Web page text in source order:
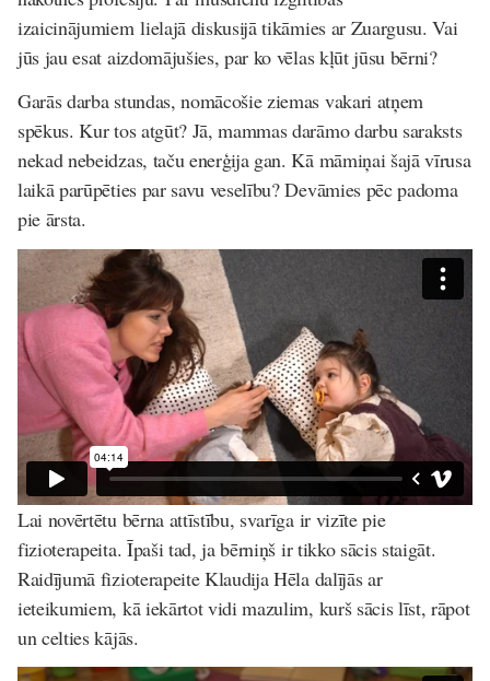
izaicinājumiem lielajā diskusijā tikāmies ar Zuargusu. Vai
jūs jau esat aizdomājušies, par ko vēlas kļūt jūsu bērni?
Garās darba stundas, nomācošie ziemas vakari atņem
spēkus. Kur tos atgūt? Jā, mammas darāmo darbu saraksts
nekad nebeidzas, taču enerģija gan. Kā māmiņai šajā vīrusa
laikā parūpēties par savu veselību? Devāmies pēc padoma
pie ārsta.
Lai novērtētu bērna attīstību, svarīga ir vizīte pie
fizioterapeita. Īpaši tad, ja bērniņš ir tikko sācis staigāt.
Raidījumā fizioterapeite Klaudija Hēla dalījās ar
ieteikumiem, kā iekārtot vidi mazulim, kurš sācis līst, rāpot
un celties kājās.